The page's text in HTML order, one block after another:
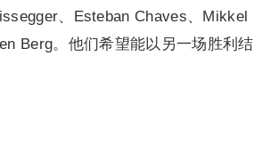
、Esteban Chaves、Mikkel
Berg。他们希望能以另一场胜利结